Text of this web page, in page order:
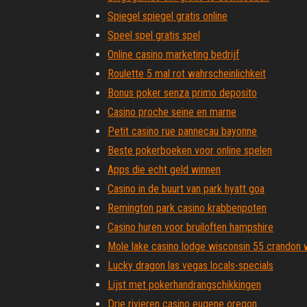
Spiegel spiegel gratis online
Speel spel gratis spel
Online casino marketing bedrijf
Roulette 5 mal rot wahrscheinlichkeit
Bonus poker senza primo deposito
Casino proche seine en marne
Petit casino rue pannecau bayonne
Beste pokerboeken voor online spelen
Apps die echt geld winnen
Casino in de buurt van park hyatt goa
Remington park casino krabbenpoten
Casino huren voor bruiloften hampshire
Mole lake casino lodge wisconsin 55 crandon
Lucky dragon las vegas locals-specials
Lijst met pokerhandrangschikkingen
Drie rivieren casino eugene oregon